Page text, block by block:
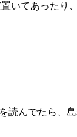
いてあった
読んでたら、